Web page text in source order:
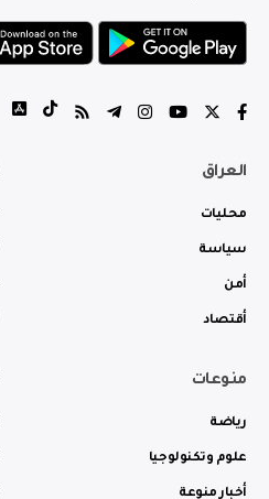
العراق
محليات
سياسة
أمن
أقتصاد
منوعات
رياضة
علوم وتكنولوجيا
أخبار منوعة